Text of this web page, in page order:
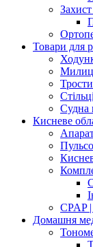
Товари для
Судна
Кисневе
CPAP
Домашня